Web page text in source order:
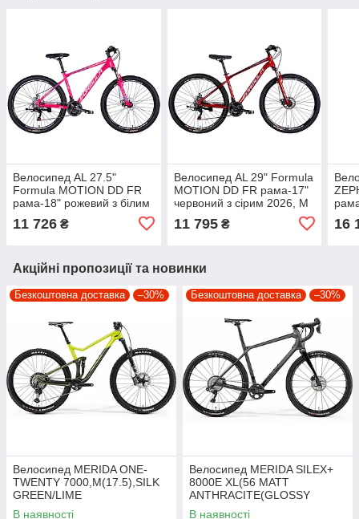
Велосипед AL 27.5"
Formula MOTION DD FR
рама-18" рожевий з білим
11 726 ₴
Велосипед AL 29" Formula
MOTION DD FR рама-17"
червоний з сірим 2026, M
11 795₴
195
16
Акційні пропозиції та новинки
Безкоштовна доставка –30%
Велосипед MERIDA ONE-
TWENTY 7000,M(17.5),SILK
GREEN/LIME
В наявності
Безкоштовна доставка –30%
Велосипед MERIDA SILEX+
8000E XL(56 MATT
ANTHRACITE(GLOSSY
BLACK)
В наявності